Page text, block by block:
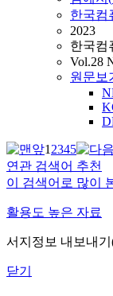
한국컴
2023
한국컴
Vol.28
원문보
12345
연관 검색어 추천
이 검색어로 많이
활용도 높은 자료
서지정보 내보내기
닫기